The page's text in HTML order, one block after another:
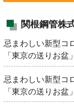
関根鋼管株
忌まわしい新型コ
「東京の送りお盆
忌まわしい新型コ
「東京の送りお盆